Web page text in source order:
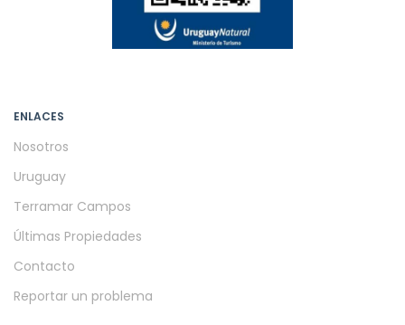
ENLACES
Nosotros
Uruguay
Terramar Campos
Últimas Propiedades
Contacto
Reportar un problema